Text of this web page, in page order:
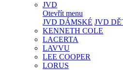
JVD
Otevřít menu
JVD DÁMSKÉ JVD
KENNETH COLE
LACERTA
LAVVU
LEE COOPER
LORUS